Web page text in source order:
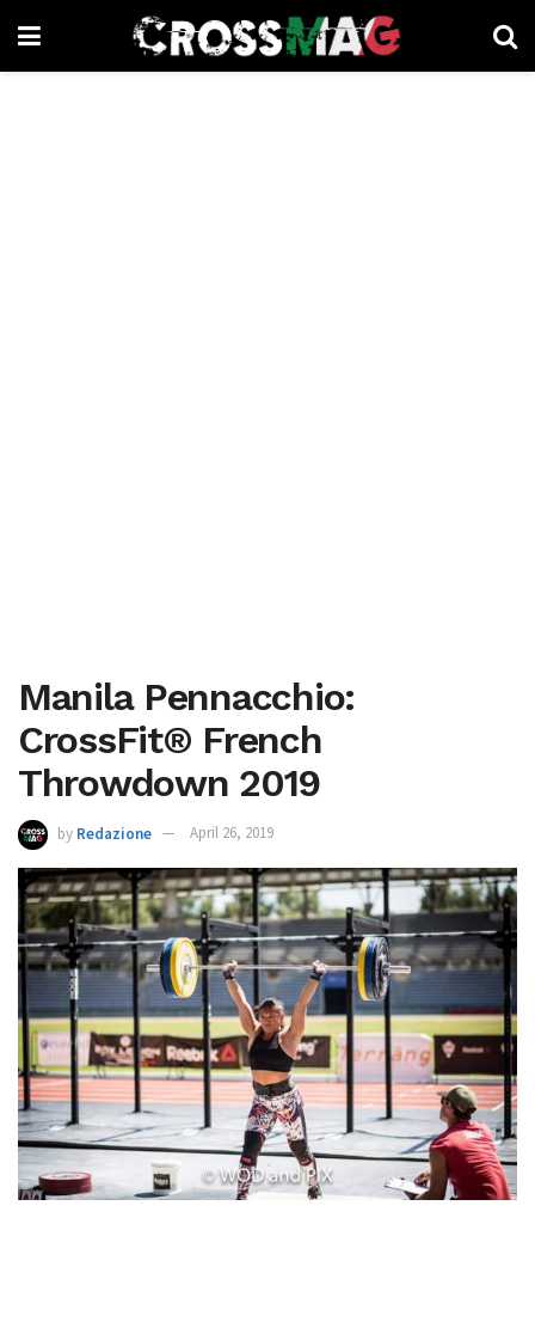
Manila Pennacchio:
CrossFit® French
Throwdown 2019
by Redazione April 26, 2019